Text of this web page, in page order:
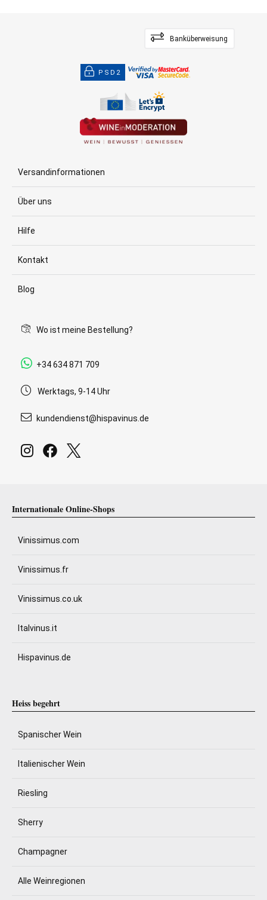
Banküberweisung
PSD2
Versandinformationen
Über uns
Hilfe
Kontakt
Blog
Wo ist meine Bestellung?
+34 634 871 709
Werktags, 9-14 Uhr
kundendienst@hispavinus.de
Internationale Online-Shops
Vinissimus.com
Vinissimus.fr
Vinissimus.co.uk
Italvinus.it
Hispavinus.de
Heiss begehrt
Spanischer Wein
Italienischer Wein
Riesling
Sherry
Champagner
Alle Weinregionen